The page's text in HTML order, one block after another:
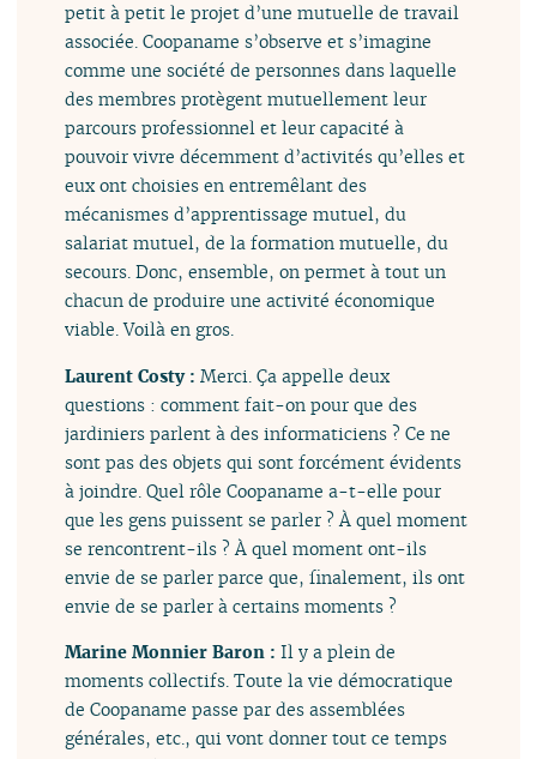
petit à petit le projet d’une mutuelle de travail
associée. Coopaname s’observe et s’imagine
comme une société de personnes dans laquelle
des membres protègent mutuellement leur
parcours professionnel et leur capacité à
pouvoir vivre décemment d’activités qu’elles et
eux ont choisies en entremêlant des
mécanismes d’apprentissage mutuel, du
salariat mutuel, de la formation mutuelle, du
secours. Donc, ensemble, on permet à tout un
chacun de produire une activité économique
viable. Voilà en gros.
Laurent Costy :Merci. Ça appelle deux
questions : comment fait-on pour que des
jardiniers parlent à des informaticiens ? Ce ne
sont pas des objets qui sont forcément évidents
à joindre. Quel rôle Coopaname a-t-elle pour
que les gens puissent se parler ? À quel moment
se rencontrent-ils ? À quel moment ont-ils
envie de se parler parce que, finalement, ils ont
envie de se parler à certains moments ?
Marine Monnier Baron :Il y a plein de
moments collectifs. Toute la vie démocratique
de Coopaname passe par des assemblées
générales, etc., qui vont donner tout ce temps